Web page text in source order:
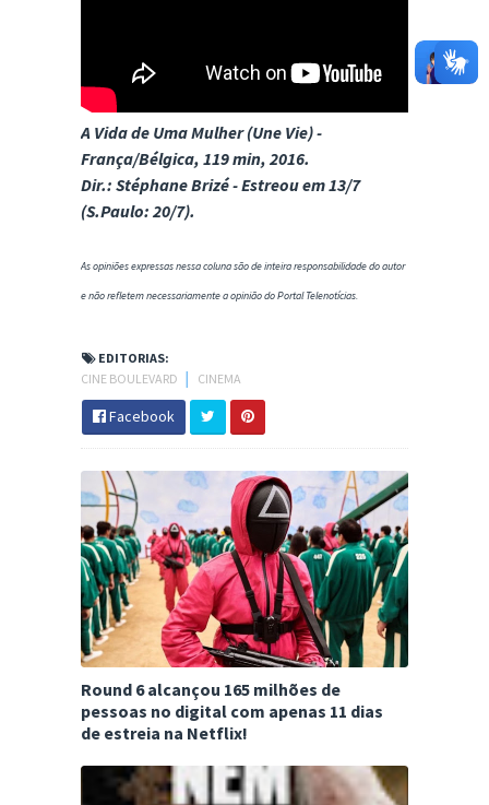
A Vida de Uma Mulher (Une Vie) -
França/Bélgica, 119 min, 2016.
Dir.: Stéphane Brizé - Estreou em 13/7
(S.Paulo: 20/7).
As opiniões expressas nessa coluna são de inteira responsabilidade do autor
e não refletem necessariamente a opinião do Portal Telenotícias.
EDITORIAS:
CINE BOULEVARD
CINEMA
Facebook
Round 6 alcançou 165 milhões de
pessoas no digital com apenas 11 dias
de estreia na Netflix!